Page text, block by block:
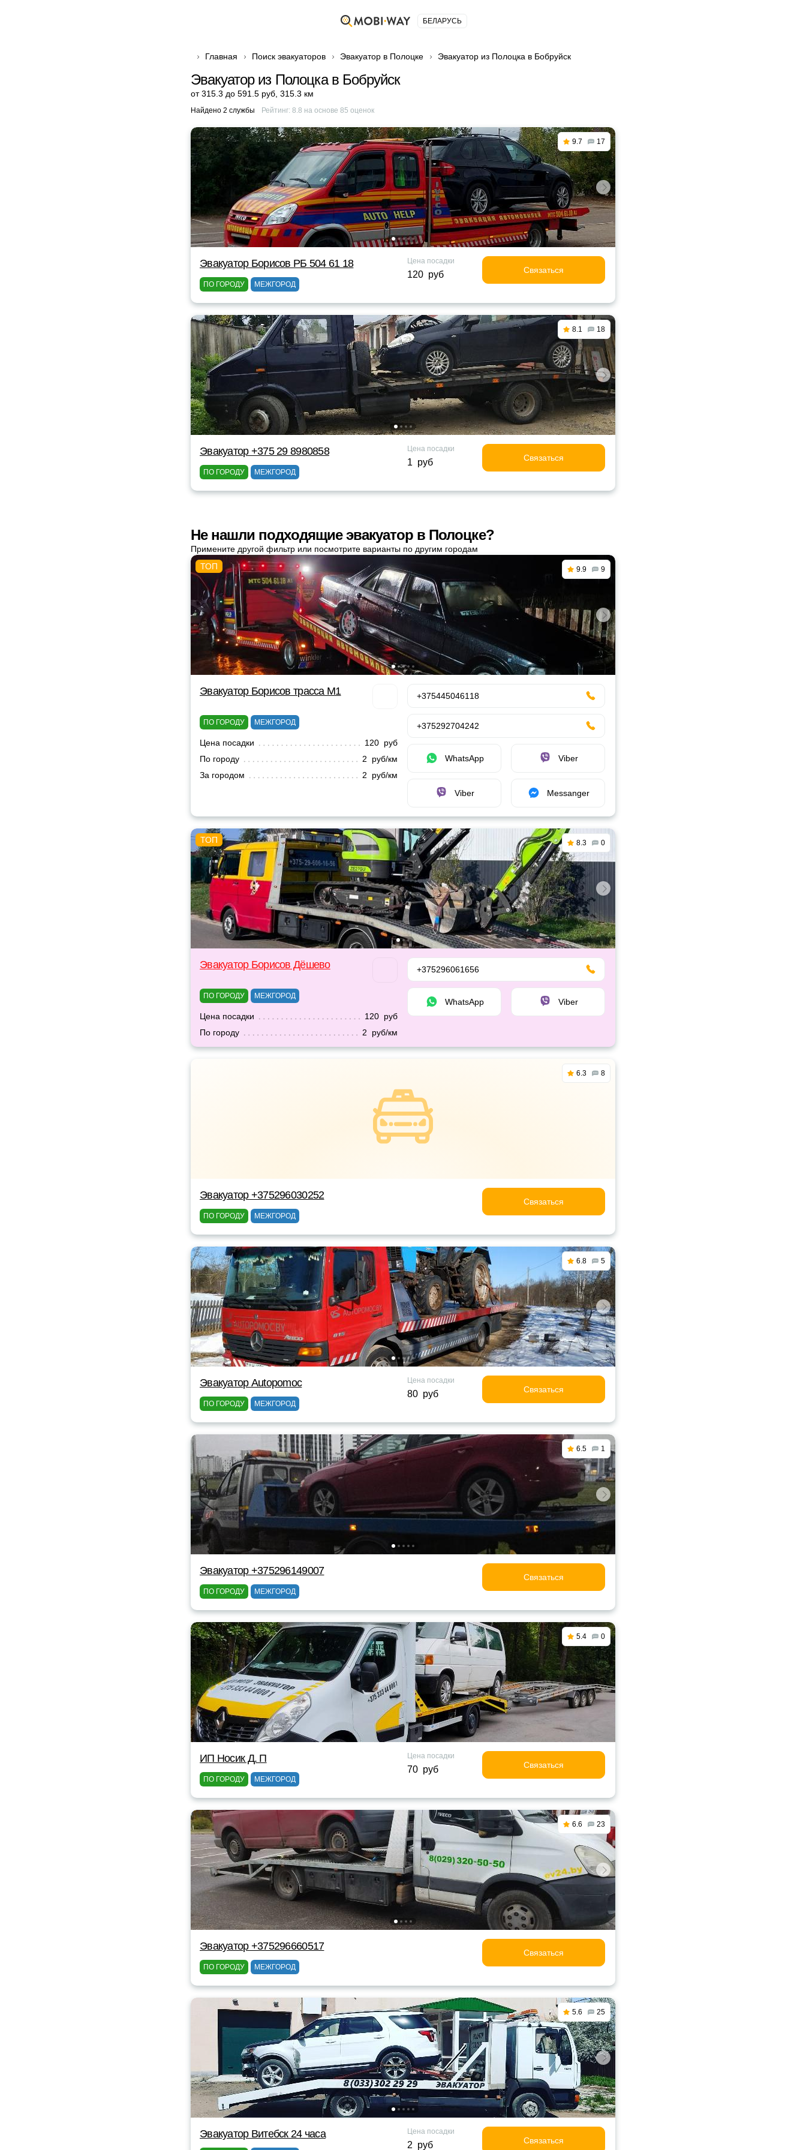
БЕЛАРУСЬ
Главная Поиск эвакуаторов Эвакуатор в Полоцке Эвакуатор из Полоцка в Бобруйск
Эвакуатор из Полоцка в Бобруйск
от 315.3 до 591.5 руб 315.3 км
Найдено 2 службы Рейтинг: 8.8 на основе 85 оценок
9.7 17
Эвакуатор Борисов РБ 504 61 18
ПО ГОРОДУ МЕЖГОРОД
Цена посадки
120 руб Связаться
8.1 18
Эвакуатор +375 29 8980858
ПО ГОРОДУ МЕЖГОРОД
Цена посадки
1 руб Связаться
Не нашли подходящие эвакуатор в Полоцке?
Примените другой фильтр или посмотрите варианты по другим городам
9.9 9
Эвакуатор Борисов трасса М1
ПО ГОРОДУ МЕЖГОРОД
Цена посадки
120 руб
По городу
2 руб/км
За городом
2 руб/км
+375445046118
+375292704242
WhatsApp Viber
Viber Messanger
8.3 0
Эвакуатор Борисов Дёшево
ПО ГОРОДУ МЕЖГОРОД
Цена посадки
120 руб
По городу
2 руб/км
+375296061656
WhatsApp Viber
6.3 8
Эвакуатор +375296030252
ПО ГОРОДУ МЕЖГОРОД
Связаться
6.8 5
Эвакуатор Autopomoc
ПО ГОРОДУ МЕЖГОРОД
Цена посадки
80 руб Связаться
6.5 1
Эвакуатор +375296149007
ПО ГОРОДУ МЕЖГОРОД
Связаться
5.4 0
ИП Носик Д. П
ПО ГОРОДУ МЕЖГОРОД
Цена посадки
70 руб Связаться
6.6 23
Эвакуатор +375296660517
ПО ГОРОДУ МЕЖГОРОД
Связаться
5.6 25
Эвакуатор Витебск 24 часа Цена посадки
2 руб Связаться